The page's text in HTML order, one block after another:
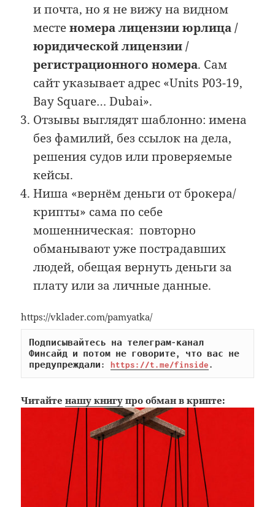
и почта, но я не вижу на видном
местеномера лицензии юрлица /
юридической лицензии /
регистрационного номера. Сам
сайт указывает адрес «Units P03-19,
Bay Square… Dubai».
Отзывы выглядят шаблонно: имена
без фамилий, без ссылок на дела,
решения судов или проверяемые
кейсы.
Ниша «вернём деньги от брокера/
крипты» сама по себе
мошенническая: повторно
обманывают уже пострадавших
людей, обещая вернуть деньги за
плату или за личные данные.
https://vklader.com/pamyatka/
Подписывайтесь на телеграм-канал
Финсайд и потом не говорите, что вас не
предупреждали: https://t.me/finside.
Читайтенашу книгу про обман в крипте: